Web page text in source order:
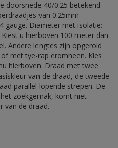
doorsnede 40/0.25 betekend
van 0.25mm
gauge. Diameter met isolatie:
u hierboven 100 meter dan
Andere lengtes zijn opgerold
met tye-rap eromheen. Kies
hierboven. Draad met twee
van de draad, de tweede
parallel lopende strepen. De
zoekgemak, komt niet
van de draad.